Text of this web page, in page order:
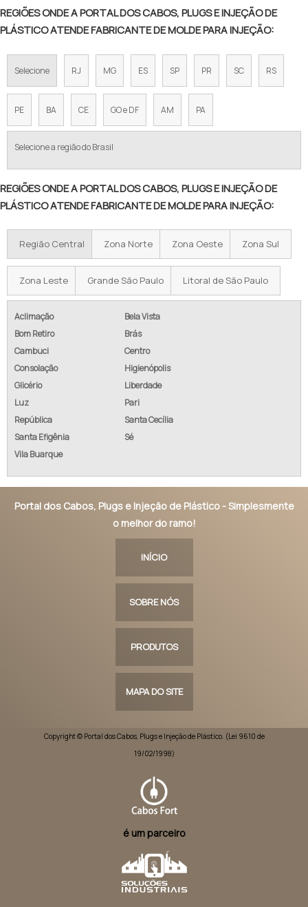
REGIÕES ONDE A PORTAL DOS CABOS, PLUGS E INJEÇÃO DE
PLÁSTICO ATENDE FABRICANTE DE MOLDE PARA INJEÇÃO:
Selecione RJ MG ES SP PR SC RS
PE BA CE GO e DF AM PA
Selecione a região do Brasil
REGIÕES ONDE A PORTAL DOS CABOS, PLUGS E INJEÇÃO DE
PLÁSTICO ATENDE FABRICANTE DE MOLDE PARA INJEÇÃO:
Região Central Zona Norte Zona Oeste Zona Sul
Zona Leste Grande São Paulo Litoral de São Paulo
Aclimação
Bela Vista
Bom Retiro
Brás
Cambuci
Centro
Consolação
Higienópolis
Glicério
Liberdade
Luz
Pari
República
Santa Cecília
Santa Efigênia
Sé
Vila Buarque
Portal dos Cabos, Plugs e Injeção de Plástico - Simplesmente
o melhor do ramo!
INÍCIO
SOBRE NÓS
PRODUTOS
MAPA DO SITE
Copyright © Portal dos Cabos, Plugs e Injeção de Plástico. (Lei 9610 de
19/02/1998)
é um parceiro